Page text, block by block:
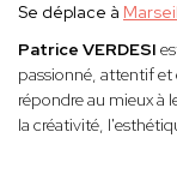
Se déplace à
Patrice VERDESI
passionné, attentif et
répondre au mieux à
la créativité,